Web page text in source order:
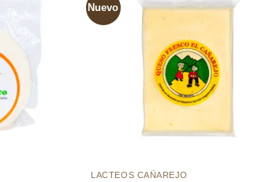
Nuevo
LACTEOS CAÑAREJO